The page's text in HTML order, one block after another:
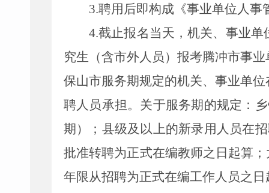
3.聘用后即构成《事业单位人事
4.截止报名当天，机关、事业
究生（含市外人员）报考腾冲市事
保山市服务期规定的机关、事业单
聘人员承担。关于服务期的规定：
期）；县级及以上的新录用人员在
批准转聘为正式在编教师之日起算
年限从招聘为正式在编工作人员之日